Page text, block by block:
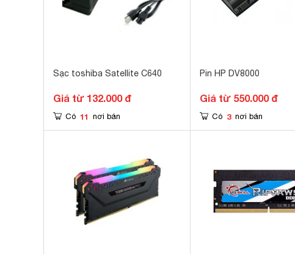
Sạc toshiba Satellite C640
Giá từ 132.000 đ
Có 11 nơi bán
Pin HP DV8000
Giá từ 550.000 đ
Có 3 nơi bán